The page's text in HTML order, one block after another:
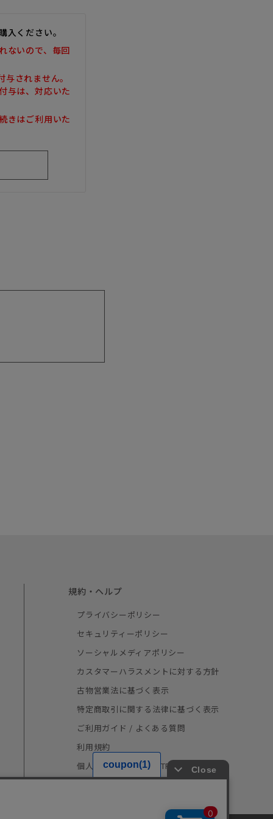
入ください。
ないので、毎回
されません。
与は、対応いた
きはご利用いた
規約・ヘルプ
プライバシーポリシー
セキュリティーポリシー
ソーシャルメディアポリシー
カスタマーハラスメントに対する方針
古物営業法に基づく表示
特定商取引に関する法律に基づく表示
ご利用ガイド / よくある質問
利用規約
個人情報の取り扱い（TRUSTe）